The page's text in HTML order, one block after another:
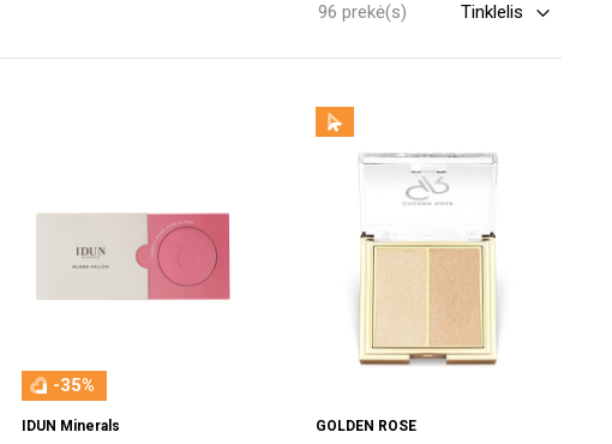
96 prekė(s)
-35%
IDUN Minerals GOLDEN ROSE